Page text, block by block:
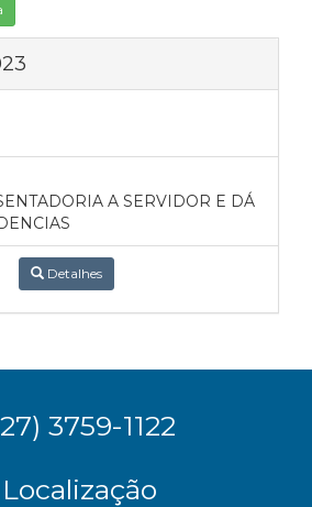
A SERVIDOR E DÁ
Detalhes
3759-1122
Localização